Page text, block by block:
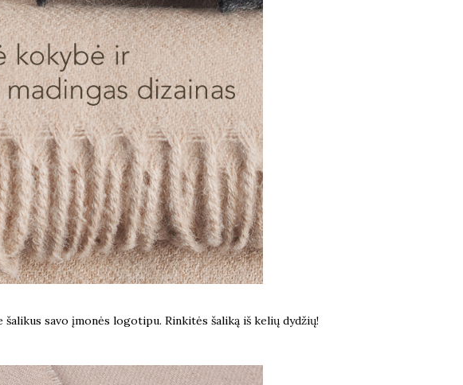
savo įmonės logotipu. Rinkitės šaliką iš kelių dydžių!